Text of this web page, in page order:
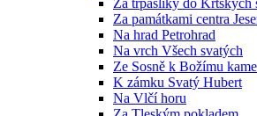
Za trpaslíky do Krtských
Za památkami centra
Na hrad Petrohrad
Na vrch Všech svatých
Ze Sosně k Božímu
K zámku Svatý Hubert
Na Vlčí horu